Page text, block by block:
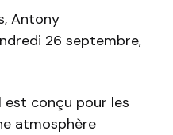
Antony
26 septembre,
est conçu pour les
atmosphère